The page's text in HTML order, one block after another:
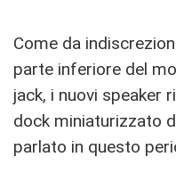
Come da
parte inferiore del
jack, i nuovi speaker
dock miniaturizzato
parlato in questo